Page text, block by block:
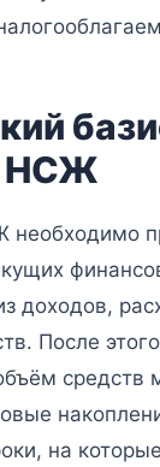
НСЖ
доходов,
После
средств
на